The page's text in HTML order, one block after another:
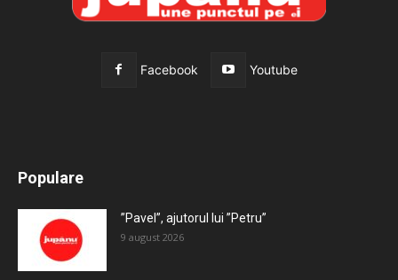
Facebook Youtube
Populare
”Pavel”, ajutorul lui ”Petru”
9 august 2026